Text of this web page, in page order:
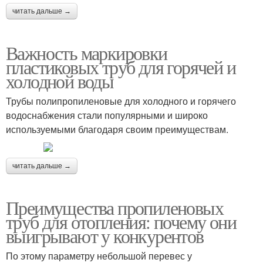
читать дальше →
Важность маркировки
пластиковых труб для горячей и
холодной воды
Трубы полипропиленовые для холодного и горячего
водоснабжения стали популярными и широко
используемыми благодаря своим преимуществам.
читать дальше →
Преимущества пропиленовых
труб для отопления: почему они
выигрывают у конкурентов
По этому параметру небольшой перевес у